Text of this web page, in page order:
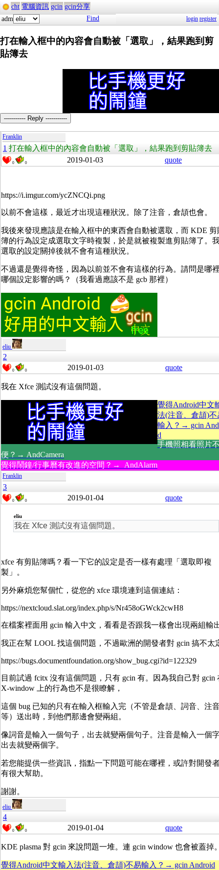
cht 電腦資訊 gcin gcin分享
adm
Find login register
打在輸入框中的內容會自動被「選取」，結果跑到剪
貼簿去
----------- Reply -----------
Franklin
1 打在輸入框中的內容會自動被「選取」，結果跑到剪貼簿去
0 0 2019-01-03 quote
https://i.imgur.com/ycZNCQi.png
以前不會這樣，最近才出現這種狀況。除了注音，倉頡也會。
我後來發現應該是在輸入框中的東西會自動被選取，而 KDE 剪
簿的行為設定成選取文字時複製，於是就被複製進剪貼簿了。
選取的設定關掉後就不會有這種狀況。
不過還是覺得奇怪，因為以前並不會有這樣的行為。請問是哪
哪個設定影響的嗎？（我看過應該不是 gcb 那裡）
eliu
2
0 0 2019-01-03 quote
我在 Xfce 測試沒有這個問題。
覺得Android中文
法(注音、倉頡)不
輸入？→ gcin
d
手機照相看照片
便？→ AndCamera
覺得鬧鐘/行事曆有改進的空間？→ AndAlarm
Franklin
3
0 0 2019-01-04 quote
eliu
我在 Xfce 測試沒有這個問題。
xfce 有剪貼簿嗎？看一下它的設定是否一樣有處理「選取即複
製」。
另外麻煩您幫個忙，從您的 xfce 環境連到這個連結：
https://nextcloud.slat.org/index.php/s/Nr458oGWck2cwH8
在檔案裡面用 gcin 輸入中文，看看是否跟我一樣會出現兩組輸
我正在幫 LOOL 找這個問題，不過歐洲的開發者對 gcin 搞不太
https://bugs.documentfoundation.org/show_bug.cgi?id=122329
目前試過 fcitx 沒有這個問題，只有 gcin 有。因為我自己對 gcin
X-window 上的行為也不是很瞭解，
這個 bug 已知的只有在輸入框輸入完（不管是倉頡、詞音、注
等）送出時，到他們那邊會變兩組。
像詞音是輸入一個句子，出去就變兩個句子。注音是輸入一個
出去就變兩個字。
若您能提供一些資訊，指點一下問題可能在哪裡，或許對開發
有很大幫助。
謝謝。
eliu
4
0 0 2019-01-04 quote
KDE plasma 對 gcin 來說問題一堆。連 gcin window 也會被蓋掉
覺得Android中文輸入法(注音、倉頡)不易輸入？→ gcin Android